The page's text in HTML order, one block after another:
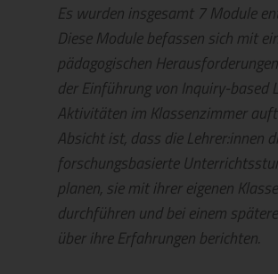
Es wurden insgesamt 7 Module
Diese Module befassen sich mit
pädagogischen
der Einführung von Inquiry-based
Aktivitäten im Klassenzimmer
Absicht ist, dass die Lehrer:innen
forschungsbasierte
planen, sie mit ihrer eigenen Klasse
durchführen und bei einem
über ihre Erfahrungen berichten.